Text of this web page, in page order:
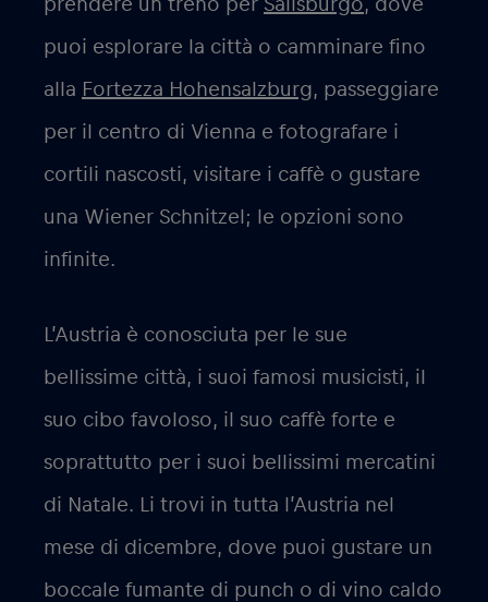
puoi esplorare la città o camminare fino
alla Fortezza Hohensalzburg, passeggiare
per il centro di Vienna e fotografare i
cortili nascosti, visitare i caffè o gustare
una Wiener Schnitzel; le opzioni sono
infinite.
L’Austria è conosciuta per le sue
bellissime città, i suoi famosi musicisti, il
suo cibo favoloso, il suo caffè forte e
soprattutto per i suoi bellissimi mercatini
di Natale. Li trovi in tutta l’Austria nel
mese di dicembre, dove puoi gustare un
boccale fumante di punch o di vino caldo